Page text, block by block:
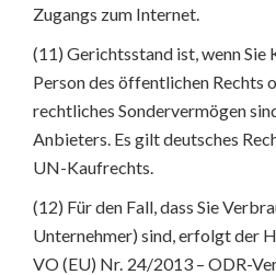
Zugangs zum Internet.
(11) Gerichtsstand ist, wenn Sie
Person des öffentlichen Rechts
rechtliches Sondervermögen
Anbieters. Es gilt deutsches
UN-Kaufrechts.
(12) Für den Fall, dass Sie
Unternehmer) sind, erfolgt der
VO (EU) Nr. 24/2013 – ODR-